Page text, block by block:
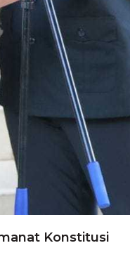
Konstitusi